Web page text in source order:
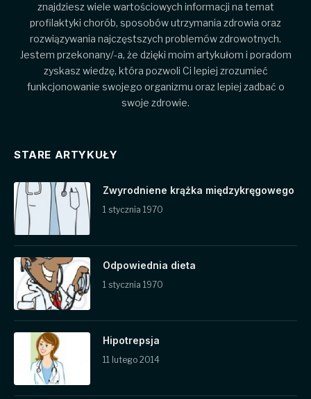
znajdziesz wiele wartościowych informacji na temat
profilaktyki chorób, sposobów utrzymania zdrowia oraz
rozwiązywania najczęstszych problemów zdrowotnych.
Jestem przekonany/-a, że dzięki moim artykułom i poradom
zyskasz wiedzę, która pozwoli Ci lepiej zrozumieć
funkcjonowanie swojego organizmu oraz lepiej zadbać o
swoje zdrowie.
STARE ARTYKUŁY
Zwyrodniene krążka międzykręgowego
1 stycznia 1970
Odpowiednia dieta
1 stycznia 1970
Hipotrepsja
11 lutego 2014